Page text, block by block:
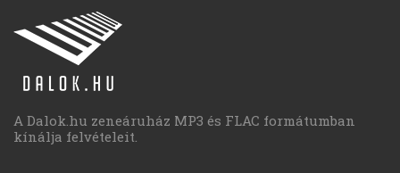
A Dalok.hu zeneáruház MP3 és FLAC formátumban
kínálja felvételeit.